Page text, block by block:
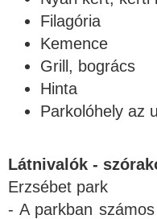
Filagória
Kemence
Grill, bogrács
Hinta
Parkolóhely az
Látnivalók -
Erzsébet park
- A parkban